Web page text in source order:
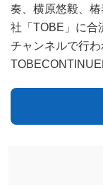
奏、横原悠毅、
社「TOBE」に合
チャンネルで行